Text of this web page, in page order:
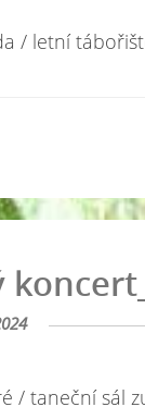
/ letní
/ taneční sál